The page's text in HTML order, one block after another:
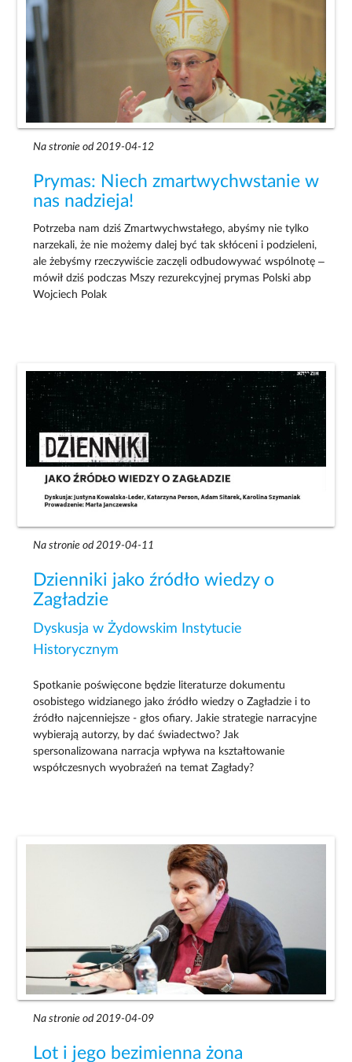
Na stronie od 2019-04-12
Prymas: Niech zmartwychwstanie w
nas nadzieja!
Potrzeba nam dziś Zmartwychwstałego, abyśmy nie tylko
narzekali, że nie możemy dalej być tak skłóceni i podzieleni,
ale żebyśmy rzeczywiście zaczęli odbudowywać wspólnotę –
mówił dziś podczas Mszy rezurekcyjnej prymas Polski abp
Wojciech Polak
Na stronie od 2019-04-11
Dzienniki jako źródło wiedzy o
Zagładzie
Dyskusja w Żydowskim Instytucie
Historycznym
Spotkanie poświęcone będzie literaturze dokumentu
osobistego widzianego jako źródło wiedzy o Zagładzie i to
źródło najcenniejsze - głos ofiary. Jakie strategie narracyjne
wybierają autorzy, by dać świadectwo? Jak
spersonalizowana narracja wpływa na kształtowanie
współczesnych wyobraźeń na temat Zagłady?
Na stronie od 2019-04-09
Lot i jego bezimienna żona